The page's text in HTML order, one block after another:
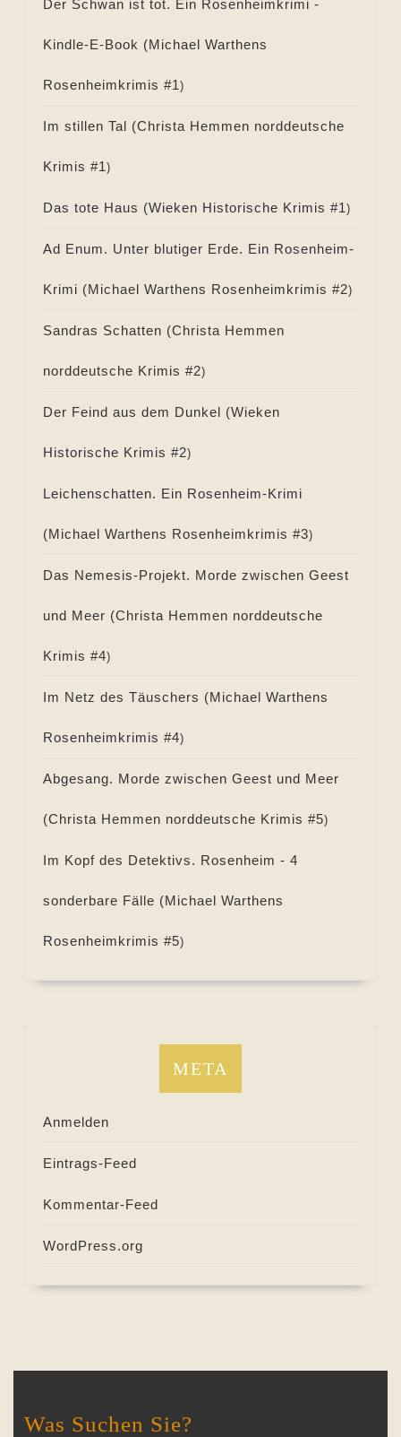
Der Schwan ist tot. Ein Rosenheimkrimi -
Kindle-E-Book (Michael Warthens
Rosenheimkrimis #1)
Im stillen Tal (Christa Hemmen norddeutsche
Krimis #1)
Das tote Haus (Wieken Historische Krimis #1)
Ad Enum. Unter blutiger Erde. Ein Rosenheim-
Krimi (Michael Warthens Rosenheimkrimis #2)
Sandras Schatten (Christa Hemmen
norddeutsche Krimis #2)
Der Feind aus dem Dunkel (Wieken
Historische Krimis #2)
Leichenschatten. Ein Rosenheim-Krimi
(Michael Warthens Rosenheimkrimis #3)
Das Nemesis-Projekt. Morde zwischen Geest
und Meer (Christa Hemmen norddeutsche
Krimis #4)
Im Netz des Täuschers (Michael Warthens
Rosenheimkrimis #4)
Abgesang. Morde zwischen Geest und Meer
(Christa Hemmen norddeutsche Krimis #5)
Im Kopf des Detektivs. Rosenheim - 4
sonderbare Fälle (Michael Warthens
Rosenheimkrimis #5)
META
Anmelden
Eintrags-Feed
Kommentar-Feed
WordPress.org
Was Suchen Sie?